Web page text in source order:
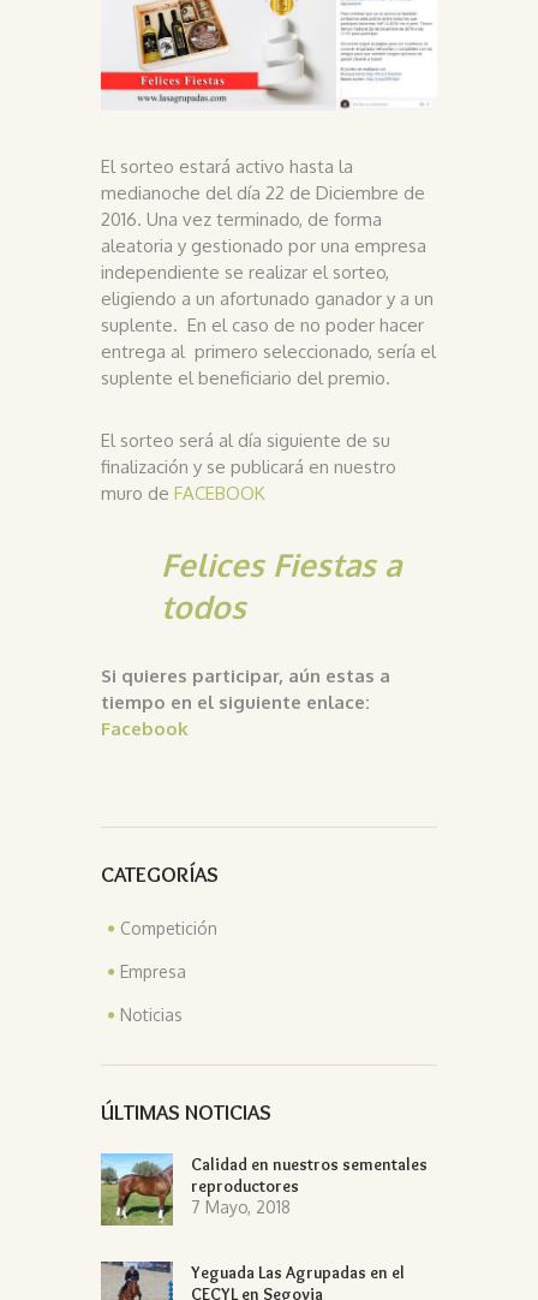
El sorteo estará activo hasta la
medianoche del día 22 de Diciembre de
2016. Una vez terminado, de forma
aleatoria y gestionado por una empresa
independiente se realizar el sorteo,
eligiendo a un afortunado ganador y a un
suplente. En el caso de no poder hacer
entrega al primero seleccionado, sería el
suplente el beneficiario del premio.
El sorteo será al día siguiente de su
finalización y se publicará en nuestro
muro de FACEBOOK
Felices Fiestas a
todos
Si quieres participar, aún estas a
tiempo en el siguiente enlace:
Facebook
CATEGORÍAS
Competición
Empresa
Noticias
ÚLTIMAS NOTICIAS
Calidad en nuestros sementales
reproductores
7 Mayo, 2018
Yeguada Las Agrupadas en el
CECYL en Segovia